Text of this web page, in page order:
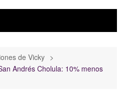
de Vicky
Andrés Cholula: 10% menos